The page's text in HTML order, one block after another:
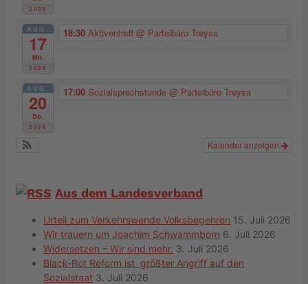
2026
AUG.
17
Mo.
2026
18:30 Aktiventreff @ Parteibüro Treysa
AUG.
20
Do.
2026
17:00 Sozialsprechstunde @ Parteibüro Treysa
Kalender anzeigen
Aus dem Landesverband
Urteil zum Verkehrswende Volksbegehren 15. Juli 2026
Wir trauern um Joachim Schwammborn 6. Juli 2026
Widersetzen – Wir sind mehr. 3. Juli 2026
Black-Rot Reform ist größter Angriff auf den
Sozialstaat 3. Juli 2026